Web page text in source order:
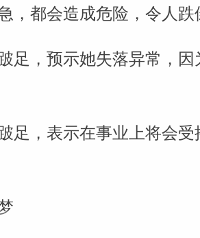
，都会造成危险，令人跌
足，预示她失落异常，
足，表示在事业上将会